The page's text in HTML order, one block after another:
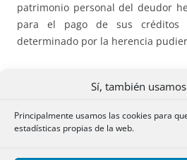
Sí, también
Principalmente usamos las cookies para
estadísticas propias de la web.
patrimonio personal del deudor
para el pago de sus créditos
determinado por la herencia
acreedores no se convierten en
por la ley, tampoco representan al